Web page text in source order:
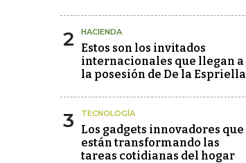
2 HACIENDA
Estos son los invitados
internacionales que llegan a
la posesión de De la Espriella
3 TECNOLOGÍA
Los gadgets innovadores que
están transformando las
tareas cotidianas del hogar